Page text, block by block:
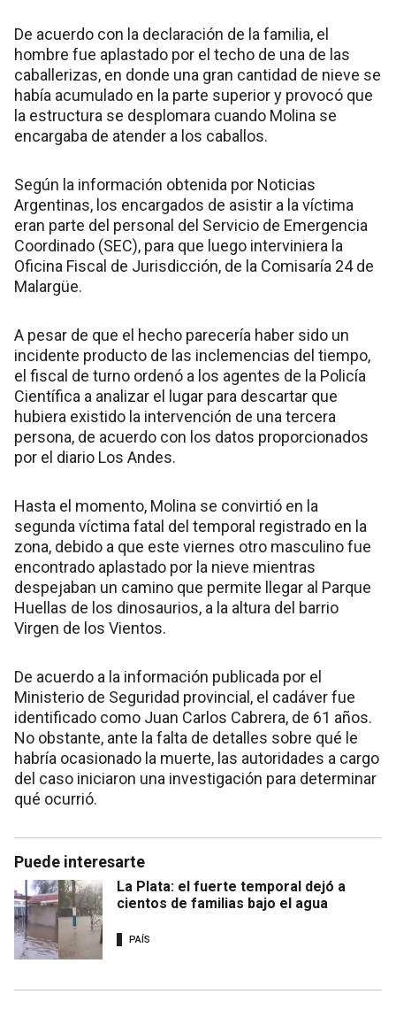
De acuerdo con la declaración de la familia, el
hombre fue aplastado por el techo de una de las
caballerizas, en donde una gran cantidad de nieve se
había acumulado en la parte superior y provocó que
la estructura se desplomara cuando Molina se
encargaba de atender a los caballos.
Según la información obtenida por Noticias
Argentinas, los encargados de asistir a la víctima
eran parte del personal del Servicio de Emergencia
Coordinado (SEC), para que luego interviniera la
Oficina Fiscal de Jurisdicción, de la Comisaría 24 de
Malargüe.
A pesar de que el hecho parecería haber sido un
incidente producto de las inclemencias del tiempo,
el fiscal de turno ordenó a los agentes de la Policía
Científica a analizar el lugar para descartar que
hubiera existido la intervención de una tercera
persona, de acuerdo con los datos proporcionados
por el diario Los Andes.
Hasta el momento, Molina se convirtió en la
segunda víctima fatal del temporal registrado en la
zona, debido a que este viernes otro masculino fue
encontrado aplastado por la nieve mientras
despejaban un camino que permite llegar al Parque
Huellas de los dinosaurios, a la altura del barrio
Virgen de los Vientos.
De acuerdo a la información publicada por el
Ministerio de Seguridad provincial, el cadáver fue
identificado como Juan Carlos Cabrera, de 61 años.
No obstante, ante la falta de detalles sobre qué le
habría ocasionado la muerte, las autoridades a cargo
del caso iniciaron una investigación para determinar
qué ocurrió.
Puede interesarte
La Plata: el fuerte temporal dejó a
cientos de familias bajo el agua
PAÍS